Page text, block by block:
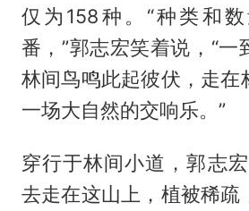
仅为158种。“种类和
番，”郭志宏笑着说，“一
林间鸟鸣此起彼伏，走在
一场大自然的交响乐。”
穿行于林间小道，郭志
去走在这山上，植被稀疏